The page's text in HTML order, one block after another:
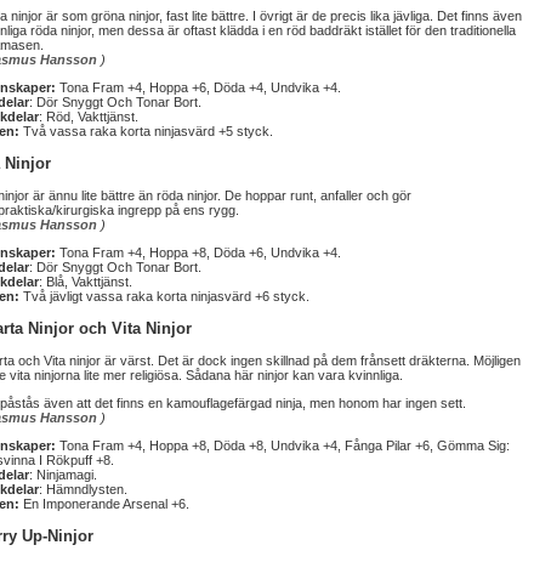
ninjor är som gröna ninjor, fast lite bättre. I övrigt är de precis lika jävliga. Det finns även
röda ninjor, men dessa är oftast klädda i en röd baddräkt istället för den traditionella
Hansson )
Tona Fram +4, Hoppa +6, Döda +4, Undvika +4.
: Dör Snyggt Och Tonar Bort.
: Röd, Vakttjänst.
Två vassa raka korta ninjasvärd +5 styck.
Ninjor
är ännu lite bättre än röda ninjor. De hoppar runt, anfaller och gör
kirurgiska ingrepp på ens rygg.
Hansson )
Tona Fram +4, Hoppa +8, Döda +6, Undvika +4.
: Dör Snyggt Och Tonar Bort.
: Blå, Vakttjänst.
Två jävligt vassa raka korta ninjasvärd +6 styck.
Ninjor och Vita Ninjor
och Vita ninjor är värst. Det är dock ingen skillnad på dem frånsett dräkterna. Möjligen
vita ninjorna lite mer religiösa. Sådana här ninjor kan vara kvinnliga.
även att det finns en kamouflagefärgad ninja, men honom har ingen sett.
Hansson )
Tona Fram +4, Hoppa +8, Döda +8, Undvika +4, Fånga Pilar +6, Gömma Sig:
I Rökpuff +8.
: Ninjamagi.
: Hämndlysten.
En Imponerande Arsenal +6.
Up-Ninjor